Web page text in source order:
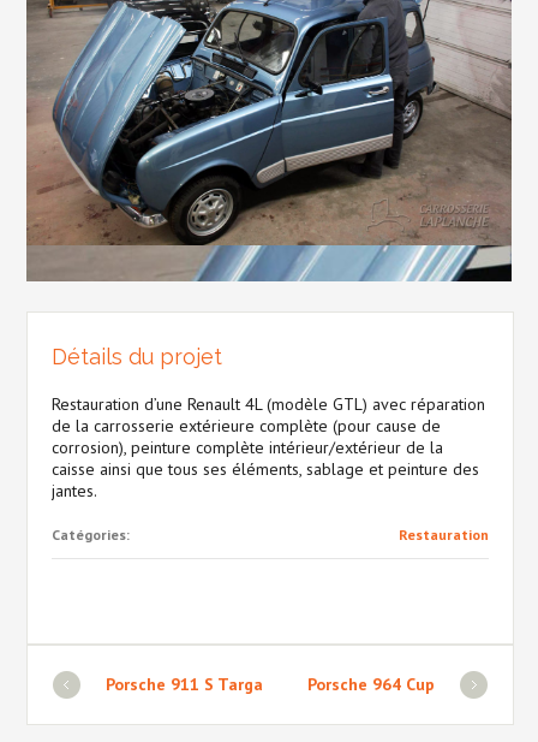
Détails du projet
Restauration d’une Renault 4L (modèle GTL) avec réparation
de la carrosserie extérieure complète (pour cause de
corrosion), peinture complète intérieur/extérieur de la
caisse ainsi que tous ses éléments, sablage et peinture des
jantes.
Restauration
Catégories:
Porsche 964 Cup
Porsche 911 S Targa